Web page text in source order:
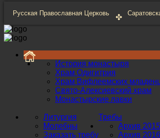
Русская Православная Церковь
История монастыря
Храм Одигитрия
Храм Вифлеемских
Свято-Алексиевский храм
Монастырские лавки
Требы
Литургия
Молебны
Заказать требу
Архив
Архив